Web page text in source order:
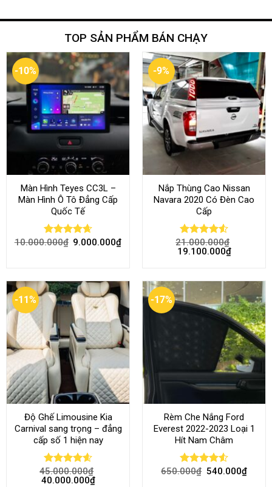
TOP SẢN PHẨM BÁN CHẠY
-10%
Màn Hình Teyes CC3L –
Màn Hình Ô Tô Đẳng Cấp
Quốc Tế
Rated 4.68
10.000.000₫ 9.000.000₫
-9%
Nắp Thùng Cao Nissan
Navara 2020 Có Đèn Cao
Cấp
Rated4.52
out of 5
21.000.000₫
19.100.000₫
-11%
Độ Ghế Limousine Kia
Carnival sang trọng – đẳng
cấp số 1 hiện nay
Rated4.58
out of 5
45.000.000₫
40.000.000₫
-17%
Rèm Che Nắng Ford
Everest 2022-2023 Loại 1
Hít Nam Châm
Rated4.51
650.000₫ 540.000₫